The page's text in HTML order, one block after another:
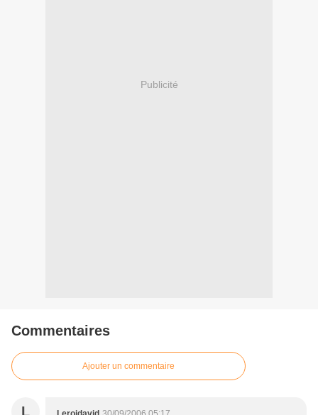
Publicité
Commentaires
Ajouter un commentaire
L